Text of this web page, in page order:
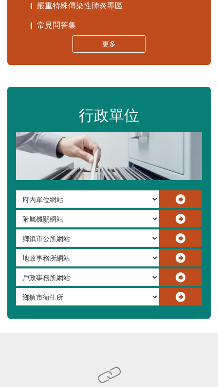
嚴重特殊傳染性肺炎專區
常見問答集
更多
行政單位